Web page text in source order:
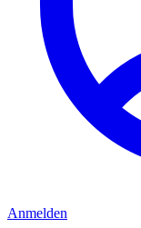
Anmelden